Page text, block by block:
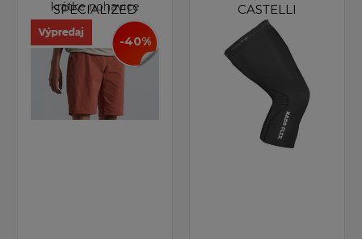
krátke nohavice
SPECIALIZED
-40%
CASTELLI